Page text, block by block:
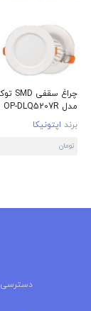
مدل OP-DLQ5207R
برند اپتونیکا
تومان